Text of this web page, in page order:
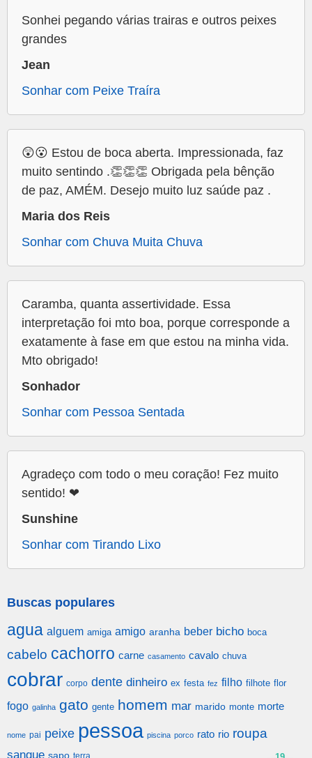
Sonhei pegando várias trairas e outros peixes
grandes
Jean
Sonhar com Peixe Traíra
😲😮 Estou de boca aberta. Impressionada, faz
muito sentindo .👏👏👏 Obrigada pela bênção
de paz, AMÉM. Desejo muito luz saúde paz .
Maria dos Reis
Sonhar com Chuva Muita Chuva
Caramba, quanta assertividade. Essa
interpretação foi mto boa, porque corresponde a
exatamente à fase em que estou na minha vida.
Mto obrigado!
Sonhador
Sonhar com Pessoa Sentada
Agradeço com todo o meu coração! Fez muito
sentido! ❤
Sunshine
Sonhar com Tirando Lixo
Buscas populares
agua alguem amiga amigo aranha beber bicho boca
cabelo cachorro carne casamento cavalo chuva
cobrar corpo dente dinheiro ex festa fez filho filhote flor
fogo galinha gato gente homem mar marido monte morte
nome pai peixe pessoa piscina porco rato rio roupa
sangue sapo terra